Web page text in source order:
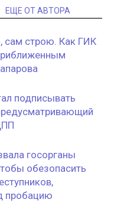
ЕЩЕ ОТ АВТОРА
сам строю. Как ГИК
подписывать
госорганы
обезопасить
пробацию